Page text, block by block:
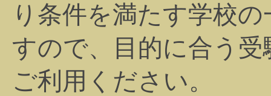
り条件を満たす学校
すので、目的に合う
ご利用ください。